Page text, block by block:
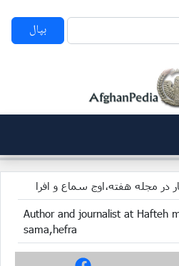
بپال
در مجله هفته،اوج سماع و افرا
Author and journalist at Hafteh
sama,hefra